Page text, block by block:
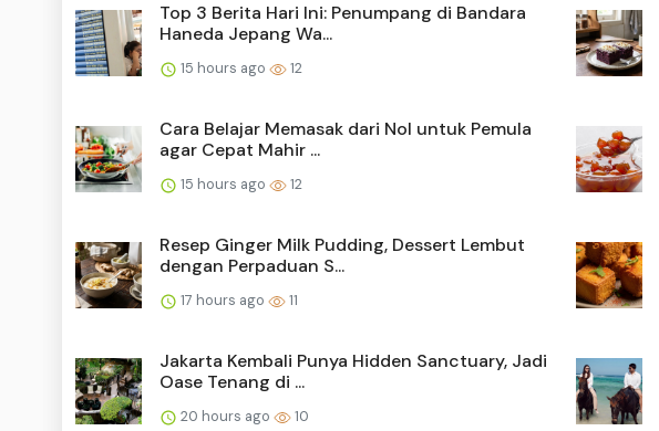
Top 3 Berita Hari Ini: Penumpang di Bandara
Haneda Jepang Wa...
15 hours ago 12
Cara Belajar Memasak dari Nol untuk Pemula
agar Cepat Mahir ...
15 hours ago 12
Resep Ginger Milk Pudding, Dessert Lembut
dengan Perpaduan S...
17 hours ago 11
Jakarta Kembali Punya Hidden Sanctuary, Jadi
Oase Tenang di ...
20 hours ago 10